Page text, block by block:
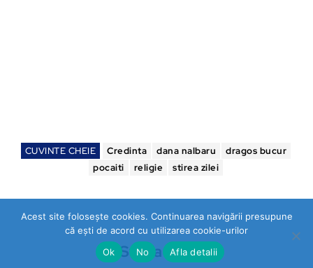
CUVINTE CHEIE Credinta dana nalbaru
dragos bucur
pocaiti
religie stirea zilei
Stirea Zilei
Acest site folosește cookies. Continuarea navigării presupune
că ești de acord cu utilizarea cookie-urilor
Ok
No Afla detalii